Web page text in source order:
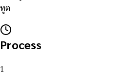
ทูต
Process
1